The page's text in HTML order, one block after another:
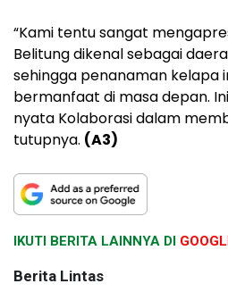
“Kami tentu sangat
Belitung dikenal sebagai
sehingga penanaman kelapa
bermanfaat di masa depan.
nyata Kolaborasi dalam
tutupnya. (A3)
IKUTI BERITA LAINNYA DI
Berita Lintas